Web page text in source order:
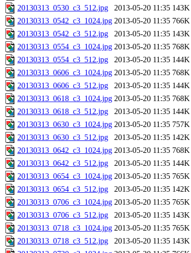
20130313_0530_c3_512.jpg
2013-05-20 11:35 143K
20130313_0542_c3_1024.jpg 2013-05-20 11:35 766K
20130313_0542_c3_512.jpg
2013-05-20 11:35 143K
20130313_0554_c3_1024.jpg 2013-05-20 11:35 768K
20130313_0554_c3_512.jpg
2013-05-20 11:35 144K
20130313_0606_c3_1024.jpg 2013-05-20 11:35 768K
20130313_0606_c3_512.jpg
2013-05-20 11:35 144K
20130313_0618_c3_1024.jpg 2013-05-20 11:35 768K
20130313_0618_c3_512.jpg
2013-05-20 11:35 144K
20130313_0630_c3_1024.jpg 2013-05-20 11:35 757K
20130313_0630_c3_512.jpg
2013-05-20 11:35 142K
20130313_0642_c3_1024.jpg 2013-05-20 11:35 768K
20130313_0642_c3_512.jpg
2013-05-20 11:35 144K
20130313_0654_c3_1024.jpg 2013-05-20 11:35 765K
20130313_0654_c3_512.jpg
2013-05-20 11:35 142K
20130313_0706_c3_1024.jpg 2013-05-20 11:35 765K
20130313_0706_c3_512.jpg
2013-05-20 11:35 143K
20130313_0718_c3_1024.jpg 2013-05-20 11:35 765K
20130313_0718_c3_512.jpg
2013-05-20 11:35 143K